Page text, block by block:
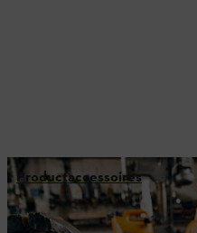
Productaccessoires